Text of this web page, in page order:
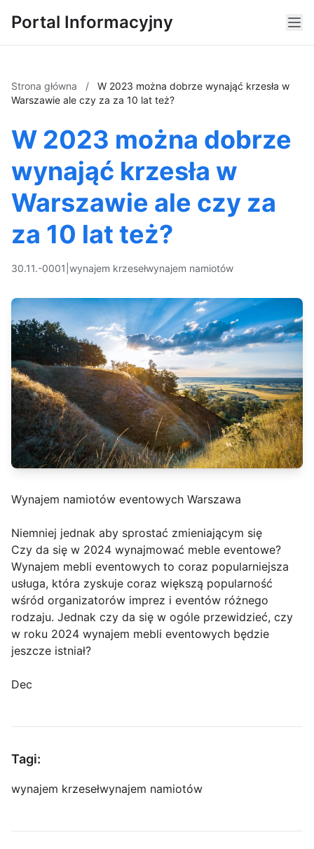
Portal Informacyjny
Strona główna /
W 2023 można dobrze wynająć krzesła w
Warszawie ale czy za za 10 lat też?
W 2023 można dobrze
wynająć krzesła w
Warszawie ale czy za
za 10 lat też?
30.11.-0001 wynajem krzesełwynajem namiotów
Wynajem namiotów eventowych Warszawa
Niemniej jednak aby sprostać zmieniającym się
Czy da się w 2024 wynajmować meble eventowe?
Wynajem mebli eventowych to coraz popularniejsza
usługa, która zyskuje coraz większą popularność
wśród organizatorów imprez i eventów różnego
rodzaju. Jednak czy da się w ogóle przewidzieć, czy
w roku 2024 wynajem mebli eventowych będzie
jeszcze istniał?
Dec
Tagi:
wynajem krzesełwynajem namiotów